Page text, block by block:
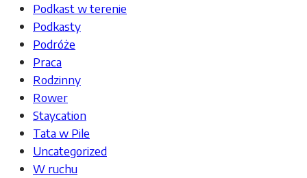
Podkast w terenie
Podkasty
Podróże
Praca
Rodzinny
Rower
Staycation
Tata w Pile
Uncategorized
W ruchu